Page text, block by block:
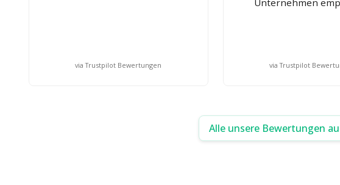
via Trustpilot Bewertungen via Trustpilot
Alle unsere Bewertungen